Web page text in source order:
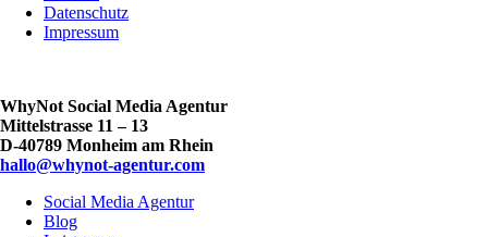
Datenschutz
Impressum
WhyNot Social Media Agentur
Mittelstrasse 11 – 13
D-40789 Monheim am Rhein
hallo@whynot-agentur.com
Social Media Agentur
Blog